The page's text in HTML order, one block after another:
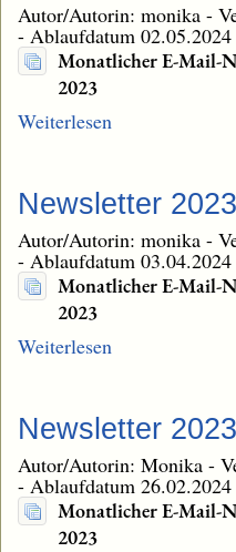
Autor/Autorin: monika -
- Ablaufdatum
Monatlicher E-Mail-
2023
Weiterlesen
Newsletter
Autor/Autorin: monika -
- Ablaufdatum
Monatlicher E-Mail-
2023
Weiterlesen
Newsletter
Autor/Autorin: Monika -
- Ablaufdatum
Monatlicher E-Mail-
2023